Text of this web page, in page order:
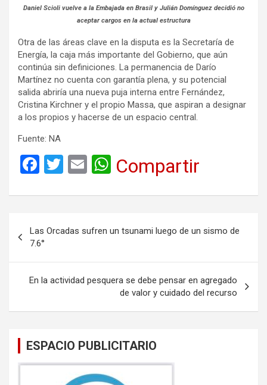
Daniel Scioli vuelve a la Embajada en Brasil y Julián Domínguez decidió no
aceptar cargos en la actual estructura
Otra de las áreas clave en la disputa es la Secretaría de
Energía, la caja más importante del Gobierno, que aún
continúa sin definiciones. La permanencia de Darío
Martínez no cuenta con garantía plena, y su potencial
salida abriría una nueva puja interna entre Fernández,
Cristina Kirchner y el propio Massa, que aspiran a designar
a los propios y hacerse de un espacio central.
Fuente: NA
F
ce
b
o
o
k
T
tt
er
E
ail
W
at
A
p
p
Compartir
de
entradas
Las Orcadas sufren un tsunami luego de un sismo de
7.6°
En la actividad pesquera se debe pensar en agregado
de valor y cuidado del recurso
ESPACIO PUBLICITARIO